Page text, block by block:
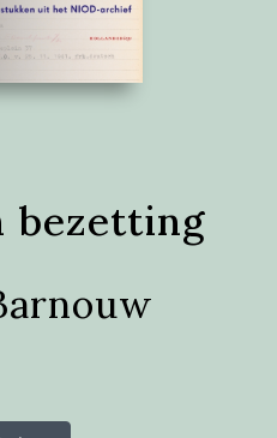
bezetting